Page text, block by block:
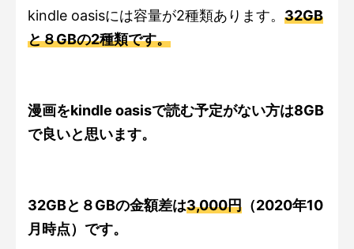
kindle oasisには容量が2種類あります。 32GB
と８GBの2種類です。
漫画をkindle oasisで読む予定がない方は8GB
で良いと思います。
32GBと８GBの金額差は3,000円 （2020年10
月時点）です。